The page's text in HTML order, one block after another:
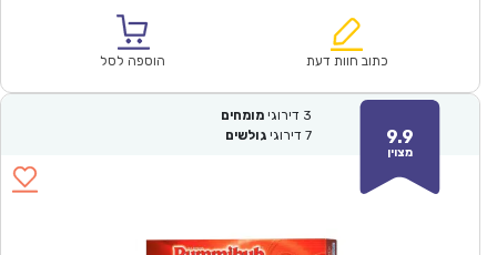
₪64.00.
הוא:
כתוב חוות דעת הוספה לסל
9.9
מצוין
3 דירוגי מומחים
7 דירוגי גולשים